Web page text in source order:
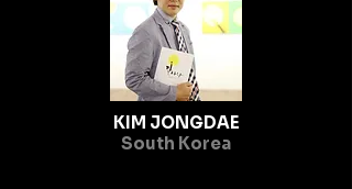
KIM JONGDAE
South Korea